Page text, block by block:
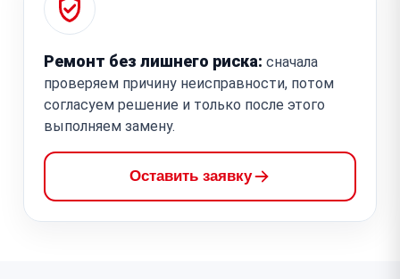
Ремонт без лишнего риска: сначала
проверяем причину неисправности, потом
согласуем решение и только после этого
выполняем замену.
Оставить заявку